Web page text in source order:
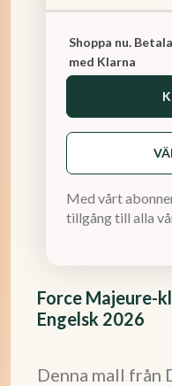
Force Majeure-
Engelsk 2026
Denna mall från
Shoppa nu.
med Klarna
Med vårt
tillgång till alla